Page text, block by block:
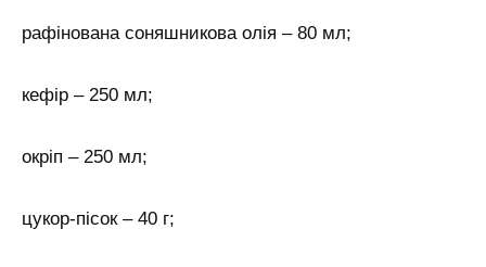
рафінована соняшникова олія – 80 мл;
кефір – 250 мл;
окріп – 250 мл;
цукор-пісок – 40 г;